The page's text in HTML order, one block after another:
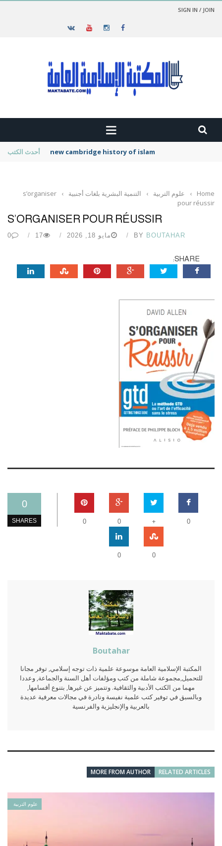
SIGN IN / JOIN
أحدث الكتب new cambridge history of islam
Home
› علوم التربية › التنمية البشرية بلغات أجنبية ›
s’organiser
pour réussir
S’ORGANISER POUR RÉUSSIR
BY BOUTAHAR مايو 18, 2026 17
0
SHARE:
0
SHARES 0
+
0
0
0
0
Boutahar
المكتبة الإسلامية العامة موسوعة علمية ذات توجه إسلامي, توفر مجانا
للتحميل,مجموعة شاملة من كتب ومؤلفات أهل السنة والجماعة, وعددا
مهما من الكتب الأدبية والثقافية. وتتميز عن غيرها, بتنوع أقسامها,
وبالسبق في توفير كتب علمية نفيسة ونادرة في مجالات معرفية عديدة
بالعربية والإنجليزية والفرنسية
RELATED ARTICLES
MORE FROM AUTHOR
علوم التربية